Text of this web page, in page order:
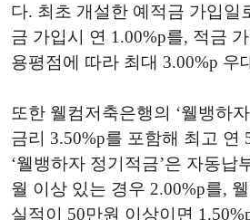
다. 최초 개설한 예적금 가입일
금 가입시 연 1.00%p를, 적금
용평점에 따라 최대 3.00%p 우
또한 웰컴저축은행의 ‘웰뱅하
금리 3.50%p를 포함해 최고 연
‘웰뱅하자 정기적금’은 자동납
월 이상 있는 경우 2.00%p를,
실적이 50만원 이상이면